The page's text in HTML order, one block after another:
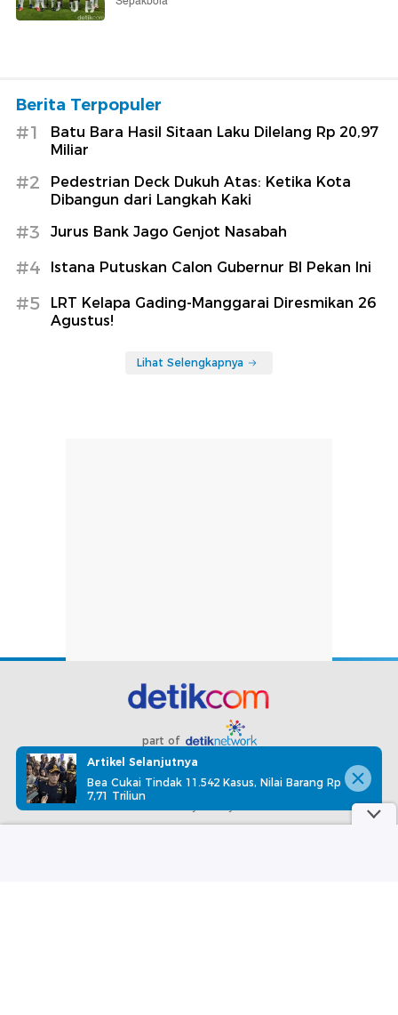
Berita Terpopuler
#1
Batu Bara Hasil Sitaan Laku Dilelang Rp 20,97
Miliar
#2
Pedestrian Deck Dukuh Atas: Ketika Kota
Dibangun dari Langkah Kaki
#3 Jurus Bank Jago Genjot Nasabah
#4 Istana Putuskan Calon Gubernur BI Pekan Ini
#5
LRT Kelapa Gading-Manggarai Diresmikan 26
Agustus!
Lihat Selengkapnya
part of
Redaksi Pedoman Media Siber Karir
Kotak Pos
Info Iklan
Privacy Policy Disclaimer
Artikel Selanjutnya
Bea Cukai Tindak 11.542 Kasus, Nilai Barang Rp
7,71 Triliun